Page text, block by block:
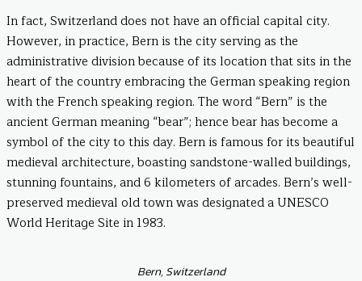
In fact, Switzerland does not have an official capital city.
However, in practice, Bern is the city serving as the
administrative division because of its location that sits in the
heart of the country embracing the German speaking region
with the French speaking region. The word “Bern” is the
ancient German meaning “bear”; hence bear has become a
symbol of the city to this day. Bern is famous for its beautiful
medieval architecture, boasting sandstone-walled buildings,
stunning fountains, and 6 kilometers of arcades. Bern’s well-
preserved medieval old town was designated a UNESCO
World Heritage Site in 1983.
Bern, Switzerland